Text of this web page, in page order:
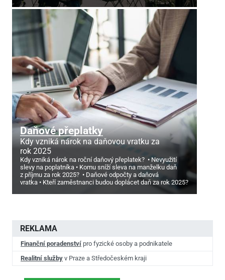
Daňové přeplatky
Kdy vzniká nárok na daňovou vratku za
rok 2025
Kdy vzniká nárok na roční daňový přeplatek?
Nevyužití
slevy na poplatníka
Komu sníží sleva na manželku daň
z příjmu za rok 2025?
Daňové odpočty a daňová
vratka
Kteří zaměstnanci budou doplácet daň za rok 2025?
REKLAMA
Finanční poradenství pro fyzické osoby a podnikatele
Realitní služby v Praze a Středočeském kraji